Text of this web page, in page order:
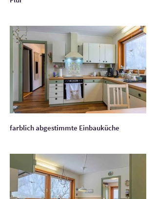
farblich abgestimmte Einbauküche